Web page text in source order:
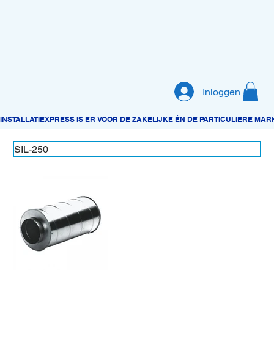
Inloggen
SIL-250